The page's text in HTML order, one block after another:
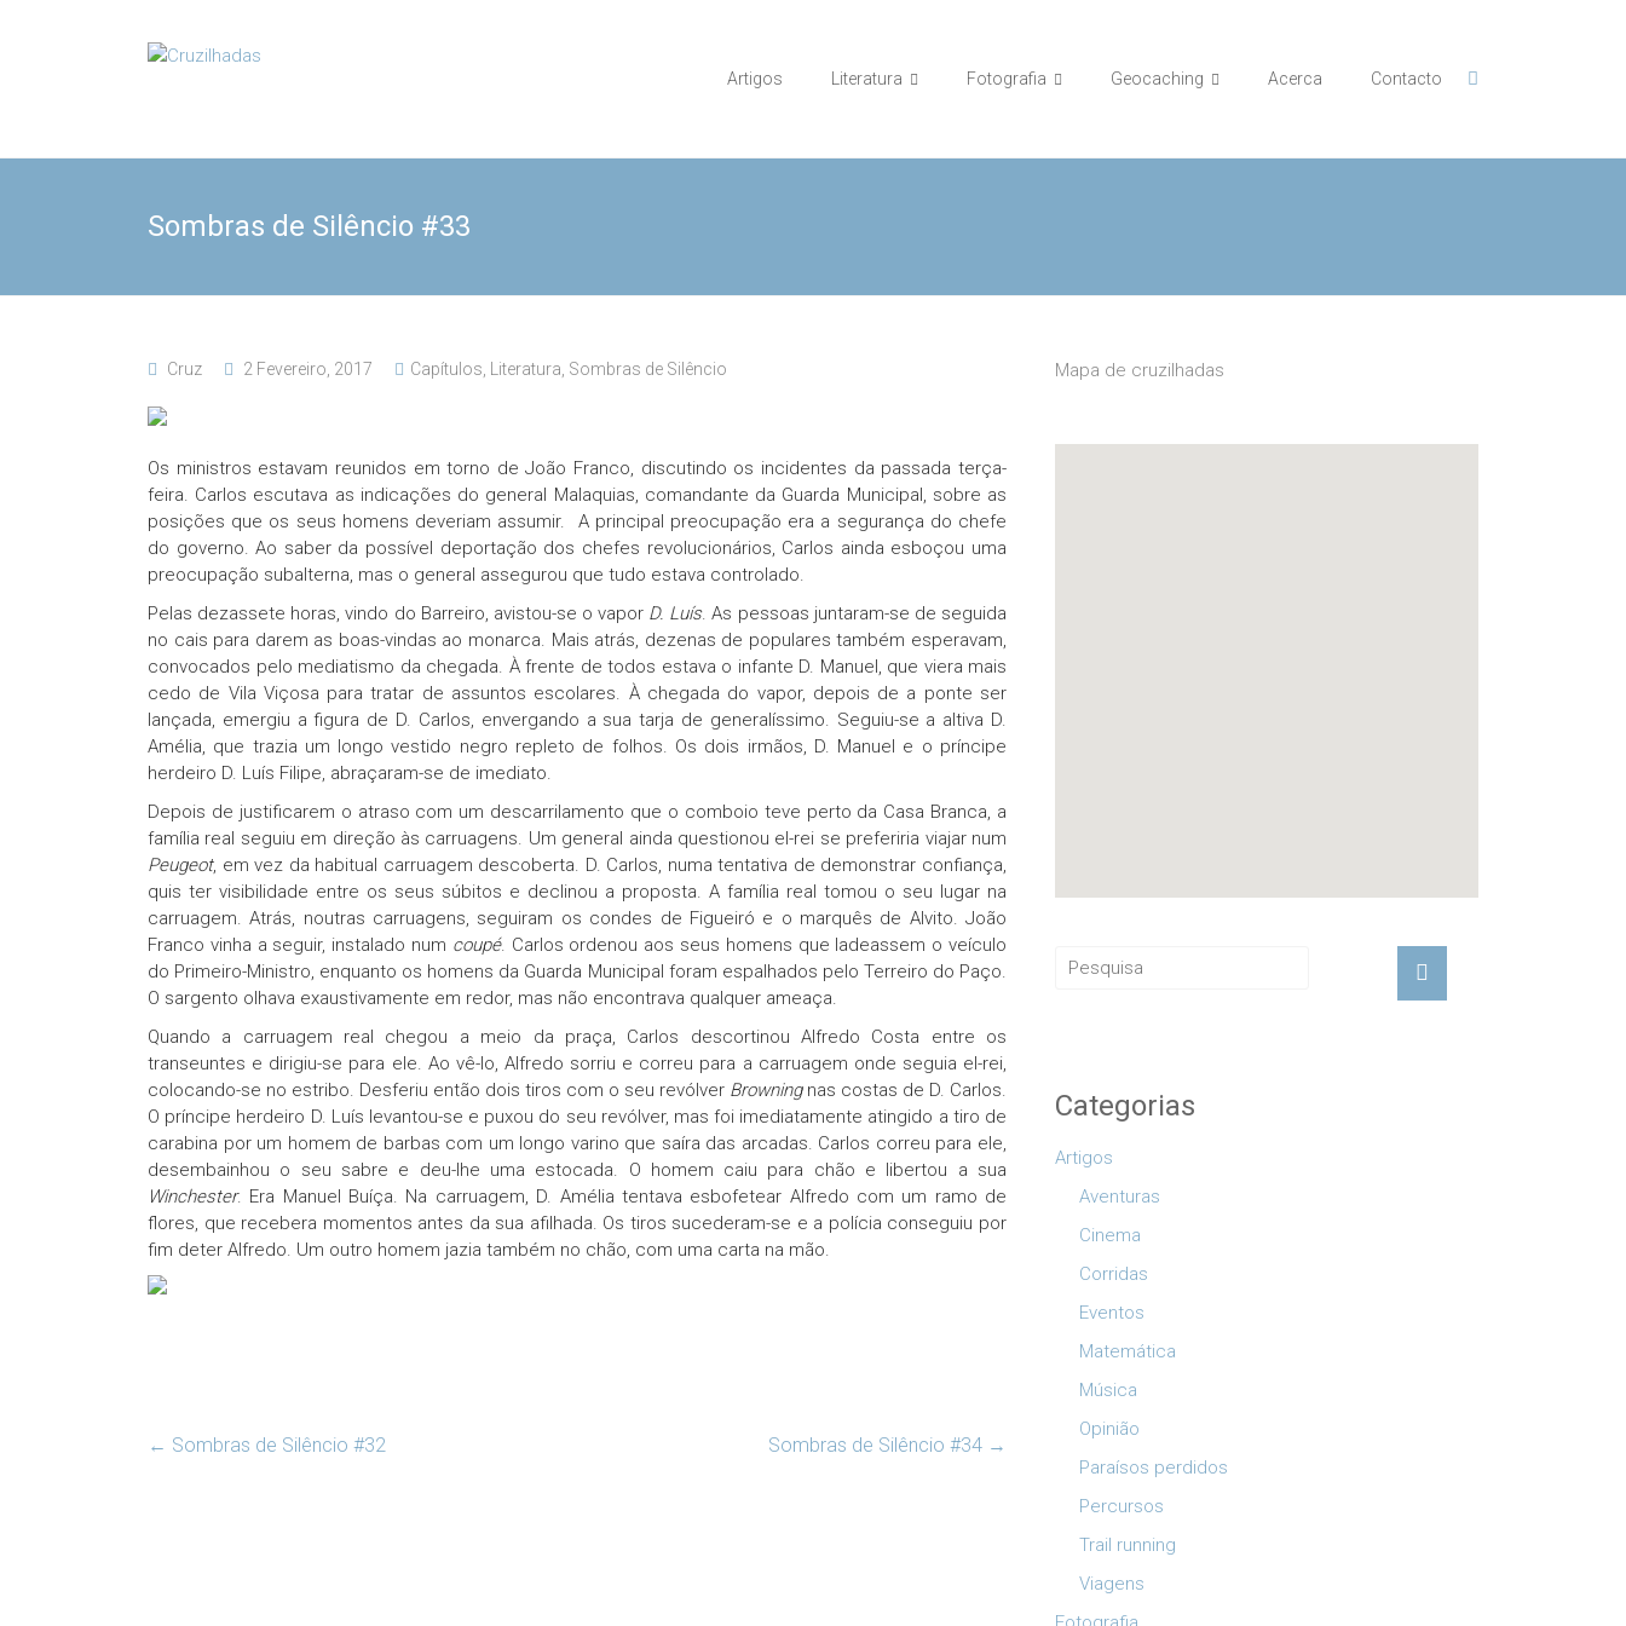
Cruzilhadas Artigos Literatura Fotografia Geocaching Acerca Contacto
Sombras de Silêncio #33
Cruz 2 Fevereiro, 2017 Capítulos Literatura Sombras de Silêncio
Os ministros estavam reunidos em torno de João Franco, discutindo os incidentes da passada terça-
feira. Carlos escutava as indicações do general Malaquias, comandante da Guarda Municipal, sobre as
posições que os seus homens deveriam assumir. A principal preocupação era a segurança do chefe
do governo. Ao saber da possível deportação dos chefes revolucionários, Carlos ainda esboçou uma
preocupação subalterna, mas o general assegurou que tudo estava controlado.
Pelas dezassete horas, vindo do Barreiro, avistou-se o vapor D. Luís. As pessoas juntaram-se de seguida
no cais para darem as boas-vindas ao monarca. Mais atrás, dezenas de populares também esperavam,
convocados pelo mediatismo da chegada. À frente de todos estava o infante D. Manuel, que viera mais
cedo de Vila Viçosa para tratar de assuntos escolares. À chegada do vapor, depois de a ponte ser
lançada, emergiu a figura de D. Carlos, envergando a sua tarja de generalíssimo. Seguiu-se a altiva D.
Amélia, que trazia um longo vestido negro repleto de folhos. Os dois irmãos, D. Manuel e o príncipe
herdeiro D. Luís Filipe, abraçaram-se de imediato.
Depois de justificarem o atraso com um descarrilamento que o comboio teve perto da Casa Branca, a
família real seguiu em direção às carruagens. Um general ainda questionou el-rei se preferiria viajar num
Peugeot, em vez da habitual carruagem descoberta. D. Carlos, numa tentativa de demonstrar confiança,
quis ter visibilidade entre os seus súbitos e declinou a proposta. A família real tomou o seu lugar na
carruagem. Atrás, noutras carruagens, seguiram os condes de Figueiró e o marquês de Alvito. João
Franco vinha a seguir, instalado num coupé. Carlos ordenou aos seus homens que ladeassem o veículo
do Primeiro-Ministro, enquanto os homens da Guarda Municipal foram espalhados pelo Terreiro do Paço.
O sargento olhava exaustivamente em redor, mas não encontrava qualquer ameaça.
Quando a carruagem real chegou a meio da praça, Carlos descortinou Alfredo Costa entre os
transeuntes e dirigiu-se para ele. Ao vê-lo, Alfredo sorriu e correu para a carruagem onde seguia el-rei,
colocando-se no estribo. Desferiu então dois tiros com o seu revólver Browningnas costas de D. Carlos.
O príncipe herdeiro D. Luís levantou-se e puxou do seu revólver, mas foi imediatamente atingido a tiro de
carabina por um homem de barbas com um longo varino que saíra das arcadas. Carlos correu para ele,
desembainhou o seu sabre e deu-lhe uma estocada. O homem caiu para chão e libertou a sua
Winchester. Era Manuel Buíça. Na carruagem, D. Amélia tentava esbofetear Alfredo com um ramo de
flores, que recebera momentos antes da sua afilhada. Os tiros sucederam-se e a polícia conseguiu por
fim deter Alfredo. Um outro homem jazia também no chão, com uma carta na mão.
← Sombras de Silêncio #32 Sombras de Silêncio #34 →
Mapa de cruzilhadas
Categorias
Artigos
Aventuras
Cinema
Corridas
Eventos
Matemática
Música
Opinião
Paraísos perdidos
Percursos
Trail running
Viagens